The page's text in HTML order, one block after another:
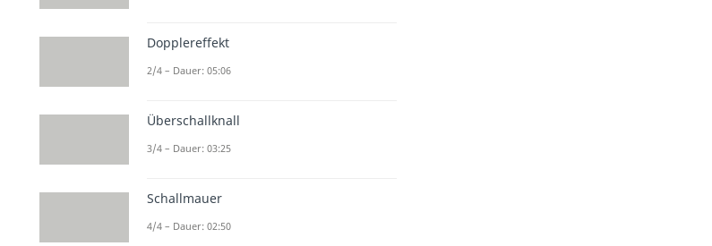
Dopplereffekt
2/4 – Dauer: 05:06
Überschallknall
3/4 – Dauer: 03:25
Schallmauer
4/4 – Dauer: 02:50